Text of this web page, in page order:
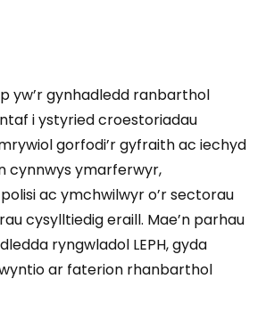
yw’r gynhadledd ranbarthol
i ystyried croestoriadau
gorfodi’r gyfraith ac iechyd
cynnwys ymarferwyr,
ac ymchwilwyr o’r sectorau
cysylltiedig eraill. Mae’n parhau
ryngwladol LEPH, gyda
ar faterion rhanbarthol